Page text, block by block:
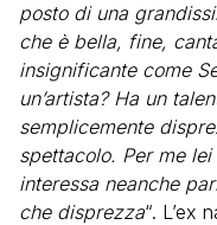
posto di una
che è bella, fine,
insignificante come
un’artista? Ha un
semplicemente
spettacolo. Per me
interessa neanche
che disprezza“. L’ex